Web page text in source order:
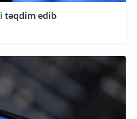
təqdim edib